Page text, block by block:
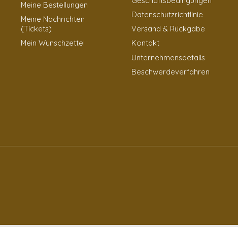
Meine Bestellungen
Meine Nachrichten
(Tickets)
Mein Wunschzettel
Datenschutzrichtlinie
Versand & Rückgabe
Kontakt
Unternehmensdetails
Beschwerdeverfahren